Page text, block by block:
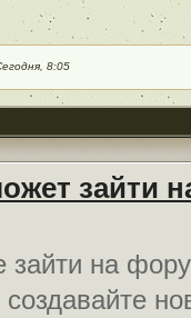
8:05
зайти
зайти на
создавайте